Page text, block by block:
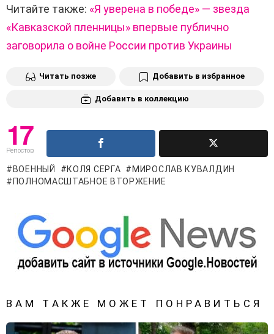
Читайте также: «Я уверена в победе» — звезда
«Кавказской пленницы» впервые публично
заговорила о войне России против Украины
Читать позже Добавить в избранное
Добавить в коллекцию
17
Репостов
ВОЕННЫЙ КОЛЯ СЕРГА
МИРОСЛАВ КУВАЛДИН
ПОЛНОМАСШТАБНОЕ ВТОРЖЕНИЕ
ВАМ ТАКЖЕ МОЖЕТ ПОНРАВИТЬСЯ